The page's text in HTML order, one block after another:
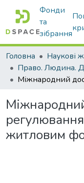
Фонди
та
зібрання
Головна
Право. Людина.
житловим